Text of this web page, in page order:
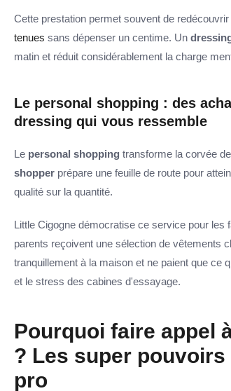
Cette prestation permet souvent de
tenues sans dépenser un centime. Un
matin et réduit considérablement la charge
Le personal shopping : des
dressing qui vous ressemble
Le personal shopping transforme la corvée
shopper prépare une feuille de route pour
qualité sur la quantité.
Little Cigogne démocratise ce service pour
parents reçoivent une sélection de vêtements
tranquillement à la maison et ne paient que ce
et le stress des cabines d'essayage.
Pourquoi faire appel
? Les super
pro